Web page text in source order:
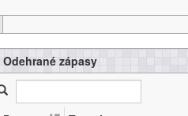
Odehrané zápasy